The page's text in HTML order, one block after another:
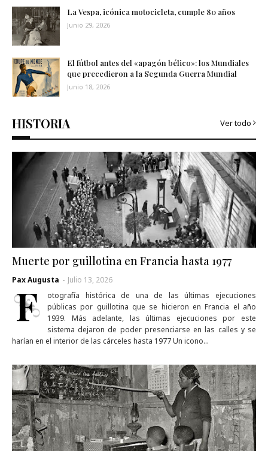
La Vespa, icónica motocicleta, cumple 80 años
Junio 29, 2026
El fútbol antes del «apagón bélico»: los Mundiales
que precedieron a la Segunda Guerra Mundial
Junio 18, 2026
HISTORIA Ver todo
Muerte por guillotina en Francia hasta 1977
Pax Augusta - Julio 13, 2026
F
otografía histórica de una de las últimas ejecuciones
públicas por guillotina que se hicieron en Francia el año
1939. Más adelante, las últimas ejecuciones por este
sistema dejaron de poder presenciarse en las calles y se
harían en el interior de las cárceles hasta 1977 Un icono…